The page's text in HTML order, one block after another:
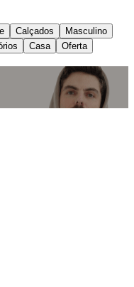
Calçados
Masculino
Casa Oferta